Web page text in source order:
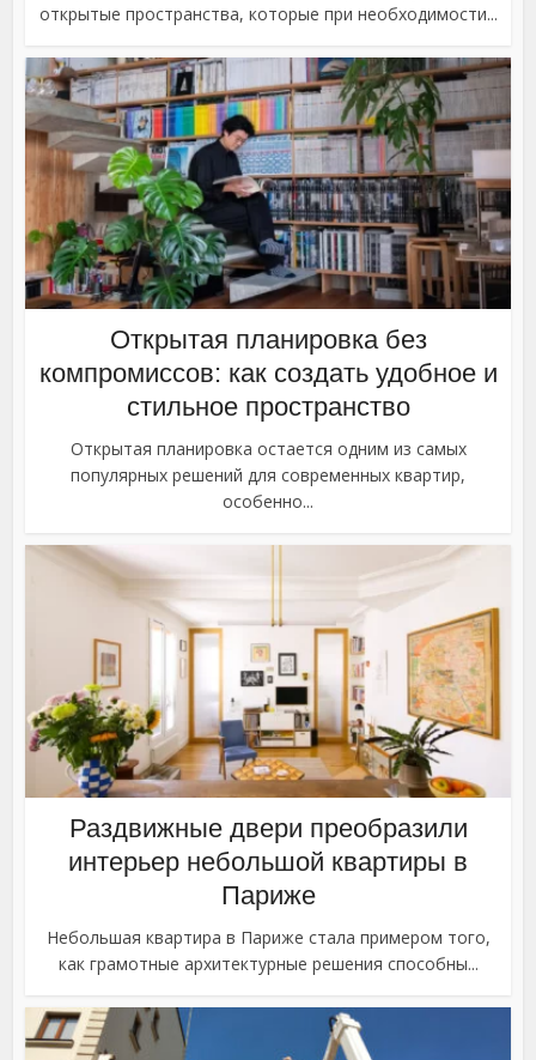
открытые пространства, которые при необходимости...
Открытая планировка без
компромиссов: как создать удобное и
стильное пространство
Открытая планировка остается одним из самых
популярных решений для современных квартир,
особенно...
Раздвижные двери преобразили
интерьер небольшой квартиры в
Париже
Небольшая квартира в Париже стала примером того,
как грамотные архитектурные решения способны...